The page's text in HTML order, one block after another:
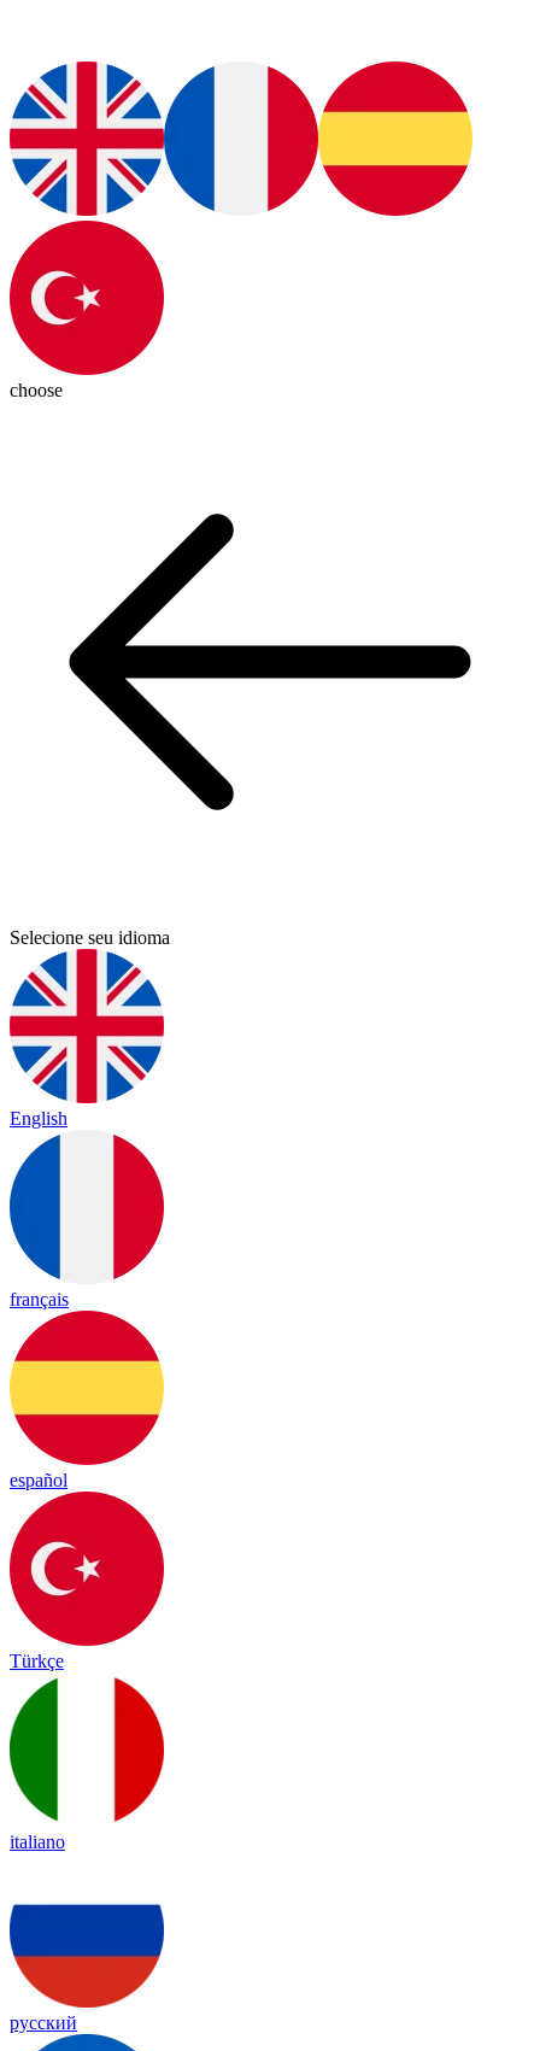
choose
Selecione seu idioma
English
français
español
Türkçe
italiano
русский